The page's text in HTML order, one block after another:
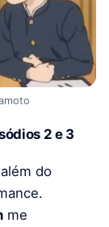
2 e 3
do
me